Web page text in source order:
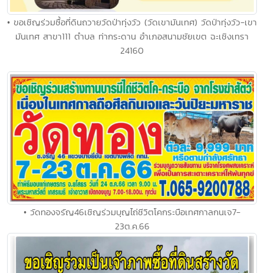
• ขอเชิญร่วมซื้อที่ดินถวายวัดป่าทุ่งวัว (วัดเขามันเทศ) วัดป่าทุ่งวัว-เขา
มันเทศ สาขา111 ตำบล ท่ากระดาน อำเภอสนามชัยเขต ฉะเชิงเทรา
24160
• วัดทองจรัญ46เชิญร่วมบุญไถ่ชีวิตโคกระบือเทศกาลกนเจ7-
23ต.ค.66